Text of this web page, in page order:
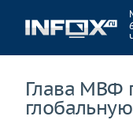
Глава МВФ